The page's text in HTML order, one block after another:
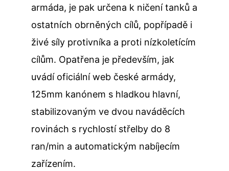
armáda, je pak určena k ničení tanků a
ostatních obrněných cílů, popřípadě i
živé síly protivníka a proti nízkoletícím
cílům. Opatřena je především, jak
uvádí oficiální web české armády,
125mm kanónem s hladkou hlavní,
stabilizovaným ve dvou naváděcích
rovinách s rychlostí střelby do 8
ran/min a automatickým nabíjecím
zařízením.